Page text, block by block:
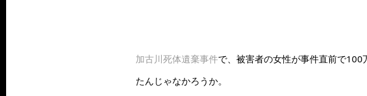
加古川死体遺棄事件で、被害者の女性が事件直前で
たんじゃなかろうか。